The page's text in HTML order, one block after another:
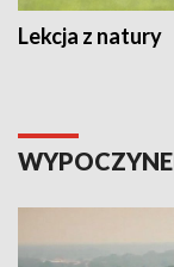
Lekcja z natury